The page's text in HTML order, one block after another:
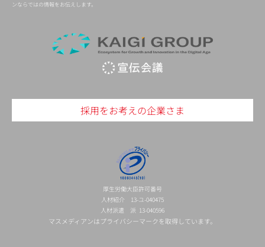
ンならではの情報をお伝えします。
採用をお考えの企業さま
厚生労働大臣許可番号
人材紹介 13-ユ-040475
人材派遣 派 13-040596
マスメディアンはプライバシーマークを取得しています。